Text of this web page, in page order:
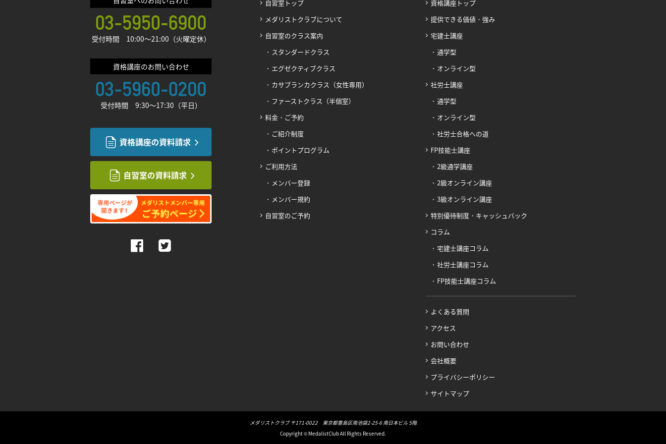
受付時間 10:00〜21:00（火曜定休）
資格講座のお問い合わせ
受付時間 9:30〜17:30（平日）
資格講座の資料請求
自習室の資料請求
自習室トップ
メダリストクラブについて
自習室のクラス案内
スタンダードクラス
エグゼクティブクラス
カサブランカクラス（女性専用）
ファーストクラス（半個室）
料金・ご予約
ご紹介制度
ポイントプログラム
ご利用方法
メンバー登録
メンバー規約
自習室のご予約
資格講座トップ
提供できる価値・強み
宅建士講座
通学型
オンライン型
社労士講座
通学型
オンライン型
社労士合格への道
FP技能士講座
2級通学講座
2級オンライン講座
3級オンライン講座
特別優待制度・キャッシュバック
コラム
宅建士講座コラム
社労士講座コラム
FP技能士講座コラム
よくある質問
アクセス
お問い合わせ
会社概要
プライバシーポリシー
サイトマップ
メダリストクラブ 〒171-0022 東京都豊島区南池袋2-25-6 南日本ビル 5階
Copyright © MedalistClub All Rights Reserved.